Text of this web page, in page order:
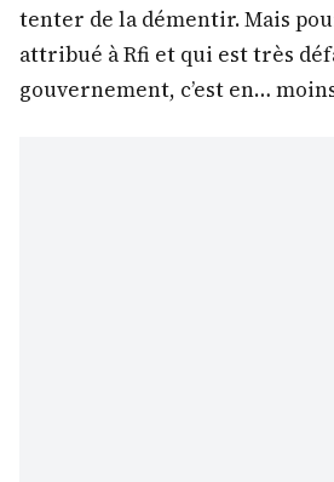
tenter de la démentir. Mais
attribué à Rfi et qui est très
gouvernement, c’est en…